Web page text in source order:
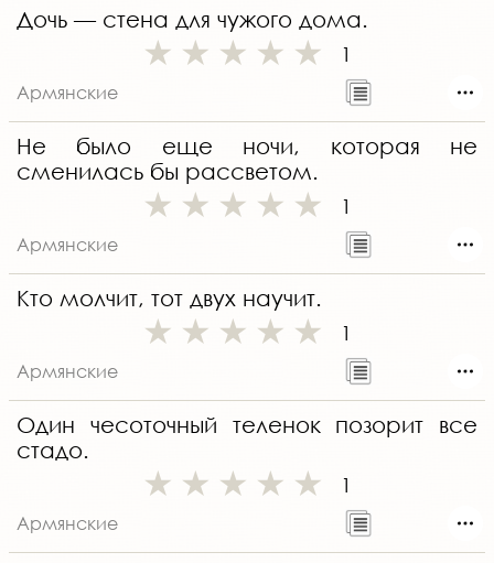
Дочь — стена для чужого дома.
1
Армянские
Не было еще ночи, которая не
сменилась бы рассветом.
1
Армянские
Кто молчит, тот двух научит.
1
Армянские
Один чесоточный теленок позорит все
стадо.
1
Армянские